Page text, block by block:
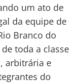
um ato de
da equipe de
Branco do
toda a classe
arbitrária e
do